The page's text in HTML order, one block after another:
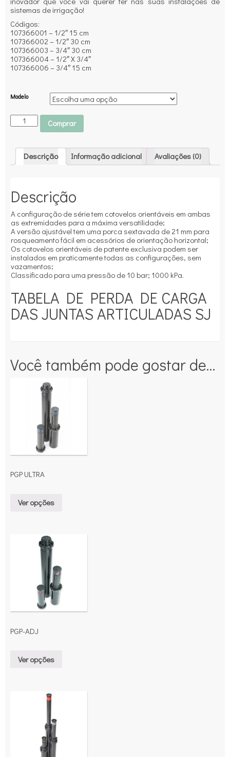
sistemas de irrigação!
Códigos:
107366001 – 1/2″ 15 cm
107366002 – 1/2″ 30 cm
107366003 – 3/4″ 30 cm
107366004 – 1/2″ X 3/4″
107366006 – 3/4″ 15 cm
Modelo
Comprar
Descrição Informação adicional Avaliações (0)
Descrição
A configuração de série tem cotovelos orientáveis em ambas
as extremidades para a máxima versatilidade;
A versão ajustável tem uma porca sextavada de 21 mm para
rosqueamento fácil em acessórios de orientação horizontal;
Os cotovelos orientáveis de patente exclusiva podem ser
instalados em praticamente todas as configurações, sem
vazamentos;
Classificado para uma pressão de 10 bar; 1000 kPa.
TABELA DE PERDA DE CARGA
DAS JUNTAS ARTICULADAS SJ
Você também pode gostar de…
PGP ULTRA
Ver opções
PGP-ADJ
Ver opções